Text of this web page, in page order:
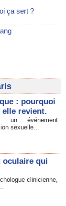
ça sert ?
: pourquoi
revient.
un événement
sexuelle...
oculaire qui
clinicienne,